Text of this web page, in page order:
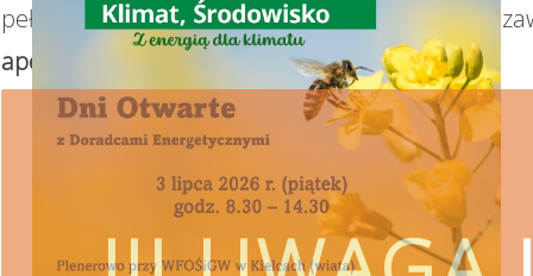
pełnomocnictwa z podpisem beneficjenta oraz
apeluje o ostrożność.